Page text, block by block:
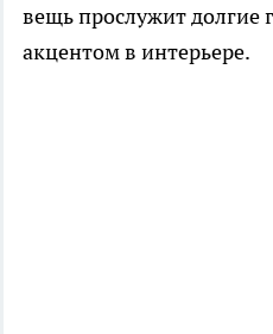
вещь прослужит долгие
акцентом в интерьере.